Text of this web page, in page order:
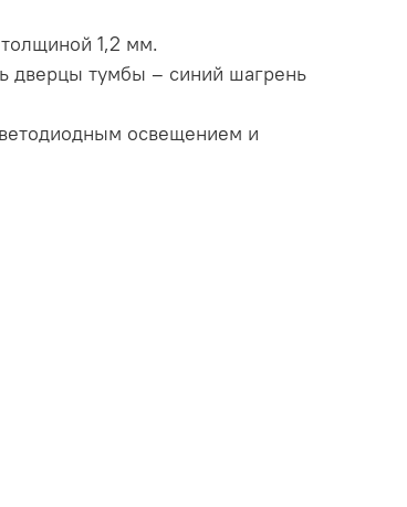
1,2 мм.
дверцы тумбы – синий шагрень
освещением и